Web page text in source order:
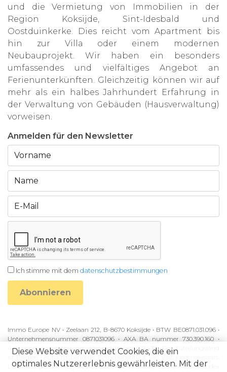
und die Vermietung von Immobilien in der
Region Koksijde, Sint-Idesbald und
Oostduinkerke. Dies reicht vom Apartment bis
hin zur Villa oder einem modernen
Neubauprojekt. Wir haben ein besonders
umfassendes und vielfältiges Angebot an
Ferienunterkünften. Gleichzeitig können wir auf
mehr als ein halbes Jahrhundert Erfahrung in
der Verwaltung von Gebäuden (Hausverwaltung)
vorweisen.
Anmelden für den Newsletter
Ich stimme mit dem datenschutzbestimmungen
Abonnieren
Immo Europe NV • Zeelaan 212, B-8670 Koksijde • BTW BE0871.031.096 •
Unternehmensnummer 0871031096 • AXA BA nummer 730.390.160 •
Autorisierter Immobilienmakler mit BIV-nr 507.437 • Das Zuteilungsland
ist Belgien • Aufsichtsbehörde: Beroepsinstituut van Vastgoedmakelaars,
Luxemburgstraat 16B, 1000 Brussel • Vorbehaltlich des Verhaltenskodex
Diese Website verwendet Cookies, die ein
optimales Nutzererlebnis gewährleisten. Mit der